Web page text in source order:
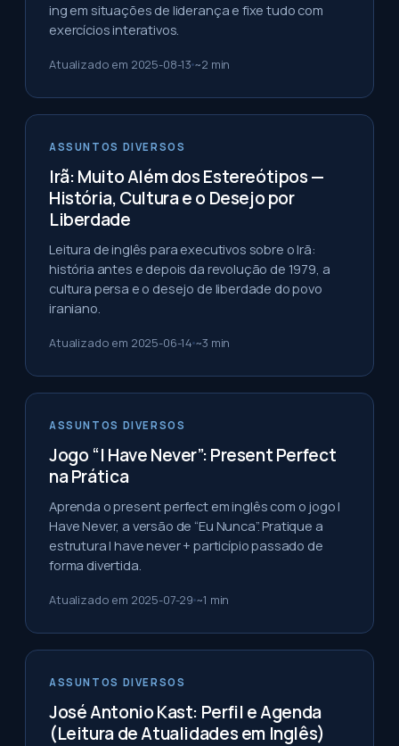
ing em situações de liderança e fixe tudo com
exercícios interativos.
Atualizado em 2025-08-13 ~2 min
ASSUNTOS DIVERSOS
Irã: Muito Além dos Estereótipos —
História, Cultura e o Desejo por
Liberdade
Leitura de inglês para executivos sobre o Irã:
história antes e depois da revolução de 1979, a
cultura persa e o desejo de liberdade do povo
iraniano.
Atualizado em 2025-06-14 ~3 min
ASSUNTOS DIVERSOS
Jogo “I Have Never”: Present Perfect
na Prática
Aprenda o present perfect em inglês com o jogo I
Have Never, a versão de “Eu Nunca”. Pratique a
estrutura I have never + particípio passado de
forma divertida.
Atualizado em 2025-07-29 ~1 min
ASSUNTOS DIVERSOS
José Antonio Kast: Perfil e Agenda
(Leitura de Atualidades em Inglês)